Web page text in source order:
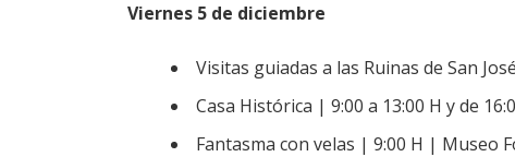
Viernes 5 de diciembre
Visitas guiadas a las Ruinas de San
Casa Histórica | 9:00 a 13:00 H y de
Fantasma con velas | 9:00 H | Museo